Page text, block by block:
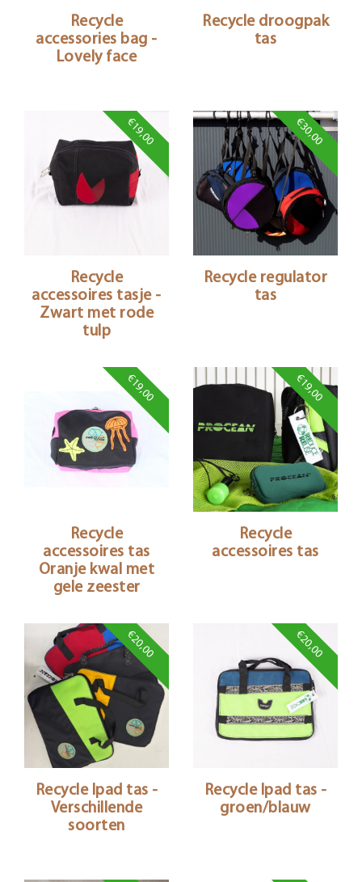
Recycle
accessories bag -
Lovely face
Recycle droogpak
tas
€19,00
Recycle
accessoires tasje -
Zwart met rode
tulp
€30,00
Recycle regulator
tas
€19,00
Recycle
accessoires tas
Oranje kwal met
gele zeester
€19,00
Recycle
accessoires tas
€20,00
Recycle Ipad tas -
Verschillende
soorten
€20,00
Recycle Ipad tas -
groen/blauw